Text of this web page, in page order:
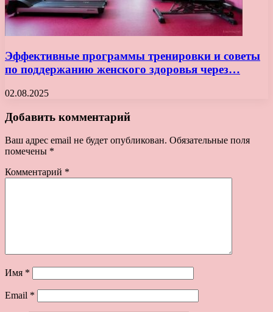
Эффективные программы тренировки и советы
по поддержанию женского здоровья через…
02.08.2025
Добавить комментарий
Ваш адрес email не будет опубликован. Обязательные поля
помечены *
Комментарий *
Имя *
Email *